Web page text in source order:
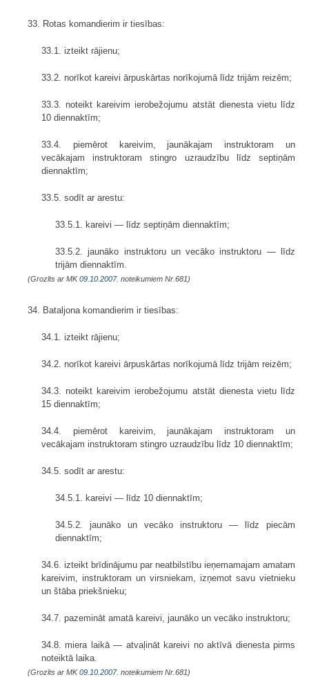
33. Rotas komandierim ir tiesības:
33.1. izteikt rājienu;
33.2. norīkot kareivi ārpuskārtas norīkojumā līdz trijām reizēm;
33.3. noteikt kareivim ierobežojumu atstāt dienesta vietu līdz
10 diennaktīm;
33.4. piemērot kareivim, jaunākajam instruktoram un
vecākajam instruktoram stingro uzraudzību līdz septiņām
diennaktīm;
33.5. sodīt ar arestu:
33.5.1. kareivi — līdz septiņām diennaktīm;
33.5.2. jaunāko instruktoru un vecāko instruktoru — līdz
trijām diennaktīm.
(Grozīts ar MK09.10.2007. noteikumiem Nr.681)
34. Bataljona komandierim ir tiesības:
34.1. izteikt rājienu;
34.2. norīkot kareivi ārpuskārtas norīkojumā līdz trijām reizēm;
34.3. noteikt kareivim ierobežojumu atstāt dienesta vietu līdz
15 diennaktīm;
34.4. piemērot kareivim, jaunākajam instruktoram un
vecākajam instruktoram stingro uzraudzību līdz 10 diennaktīm;
34.5. sodīt ar arestu:
34.5.1. kareivi — līdz 10 diennaktīm;
34.5.2. jaunāko un vecāko instruktoru — līdz piecām
diennaktīm;
34.6. izteikt brīdinājumu par neatbilstību ieņemamajam amatam
kareivim, instruktoram un virsniekam, izņemot savu vietnieku
un štāba priekšnieku;
34.7. pazemināt amatā kareivi, jaunāko un vecāko instruktoru;
34.8. miera laikā — atvaļināt kareivi no aktīvā dienesta pirms
noteiktā laika.
(Grozīts ar MK09.10.2007. noteikumiem Nr.681)